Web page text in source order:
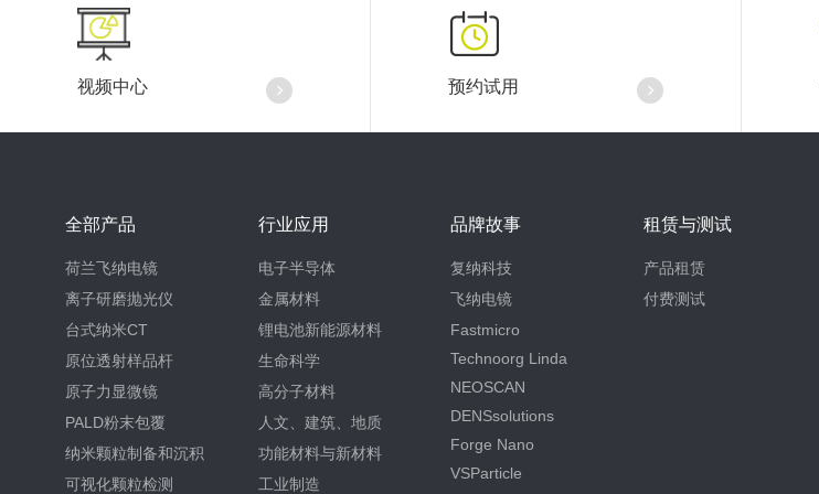
视频中心 预约试用
全部产品
荷兰飞纳电镜
离子研磨抛光仪
台式纳米CT
原位透射样品杆
原子力显微镜
PALD粉末包覆
纳米颗粒制备和沉积
可视化颗粒检测
行业应用
电子半导体
金属材料
锂电池新能源材料
生命科学
高分子材料
人文、建筑、地质
功能材料与新材料
工业制造
品牌故事
复纳科技
飞纳电镜
Fastmicro
Technoorg Linda
NEOSCAN
DENSsolutions
Forge Nano
VSParticle
租赁与测试
产品租赁
付费测试